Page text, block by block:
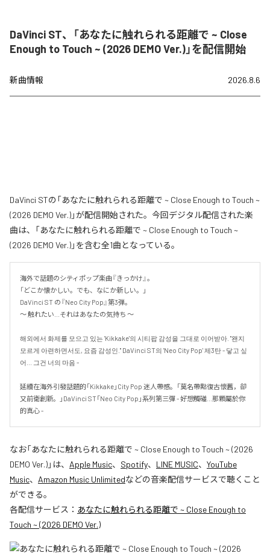
DaVinci ST、「あなたに触れられる距離で ~ Close
Enough to Touch ~ (2026 DEMO Ver.)」を配信開始
新曲情報 2026.8.6
DaVinci STの「あなたに触れられる距離で ~ Close Enough to Touch ~
(2026 DEMO Ver.)」が配信開始された。今回デジタル配信された楽
曲は、「あなたに触れられる距離で ~ Close Enough to Touch ~
(2026 DEMO Ver.)」を含む全1曲となっている。
海外で話題のシティポップ楽曲『きっかけ』。
「どこか懐かしい。でも、なにか新しい。」
DaVinci ST の『Neo City Pop』第3弾。
〜 触れたい...それはあなたの気持ち 〜
해외에서 화제를 모으고 있는 'Kikkake'의 시티팝 감성을 그대로 이어받아. "왠지
모르게 아련하면서도, 요즘 감성인." DaVinci ST의 'Neo City Pop' 제3탄 - 닿고 싶
어... 그건 너의 마음 -
延續在海外引發話題的「Kikkake」City Pop 迷人帶感。「莫名帶點復古懷舊，卻
又前衛創新。」DaVinci ST「Neo City Pop」系列第三彈 - 好想觸碰...那顆屬於你
的真心 -
なお「あなたに触れられる距離で ~ Close Enough to Touch ~ (2026
DEMO Ver.)」は、 Apple Music、 Spotify、 LINE MUSIC、 YouTube
Music、 Amazon Music Unlimitedなどの音楽配信サービスで聴くこと
ができる。
各配信サービス： あなたに触れられる距離で ~ Close Enough to
Touch ~ (2026 DEMO Ver.)